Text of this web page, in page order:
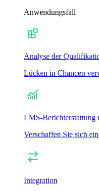
Anwendungsfall
Analyse der
Lücken in Chancen
LMS-Berichterstattung
Verschaffen Sie sich
Integration